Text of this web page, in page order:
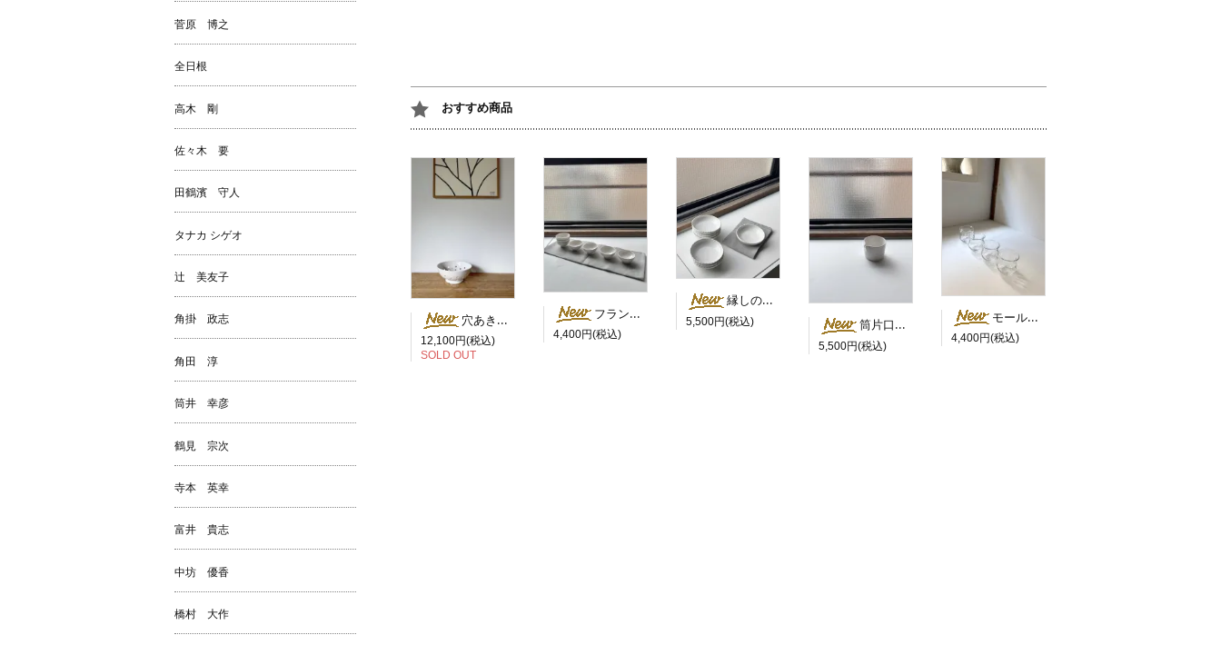
おすすめ商品
穴あき水切ボウル（コランダー）／岡田直人
12,100円(税込)
SOLD OUT
フランス猪口杯（茶杯） ／ 岡田直人
4,400円(税込)
縁しのぎ浅鉢（なます鉢） ／ 岡田直人
5,500円(税込) 筒片口（筒ピッチャー・ショート） ／ 岡田直人
5,500円(税込)
モールド茶杯・縁シルバー／橋村大作
4,400円(税込)
菅原 博之
全日根
高木 剛
佐々木 要
田鶴濱 守人
タナカ シゲオ
辻 美友子
角掛 政志
角田 淳
筒井 幸彦
鶴見 宗次
寺本 英幸
富井 貴志
中坊 優香
橋村 大作